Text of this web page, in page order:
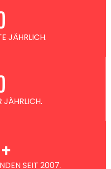
JÄHRLICH.
JÄHRLICH.
SEIT 2007.
+